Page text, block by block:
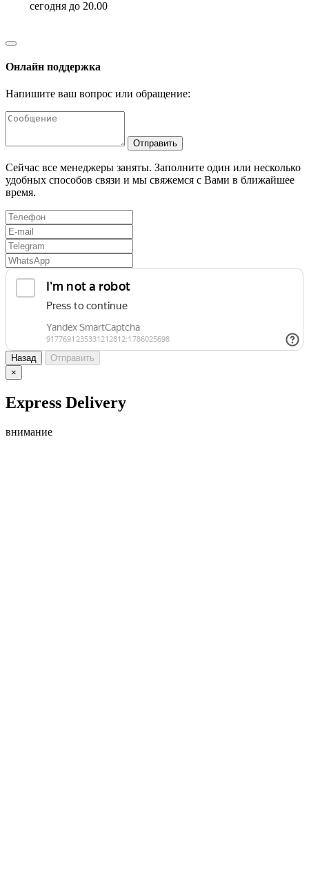
сегодня до 20.00
Онлайн поддержка
Напишите ваш вопрос или обращение:
Отправить
Сейчас все менеджеры заняты. Заполните один или несколько
удобных способов связи и мы свяжемся с Вами в ближайшее
время.
Назад
Отправить
×
Express Delivery
внимание